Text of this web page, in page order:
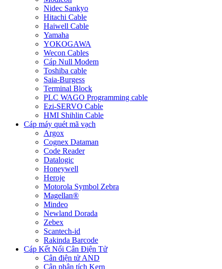
Nidec Sankyo
Hitachi Cable
Haiwell Cable
Yamaha
YOKOGAWA
Wecon Cables
Cáp Null Modem
Toshiba cable
Saia-Burgess
Terminal Block
PLC WAGO Programming cable
Ezi-SERVO Cable
HMI Shihlin Cable
Cáp máy quét mã vạch
Argox
Cognex Dataman
Code Reader
Datalogic
Honeywell
Heroje
Motorola Symbol Zebra
Magellan®
Mindeo
Newland Dorada
Zebex
Scantech-id
Rakinda Barcode
Cáp Kết Nối Cân Điện Tử
Cân điện tử AND
Cân phân tích Kern